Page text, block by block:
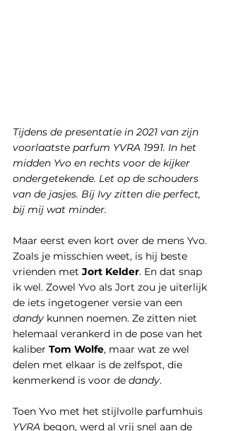
Tijdens de presentatie in 2021 van zijn
voorlaatste parfum YVRA 1991. In het
midden Yvo en rechts voor de kijker
ondergetekende. Let op de schouders
van de jasjes. Bij Ivy zitten die perfect,
bij mij wat minder.
Maar eerst even kort over de mens Yvo.
Zoals je misschien weet, is hij beste
vrienden met Jort Kelder. En dat snap
ik wel. Zowel Yvo als Jort zou je uiterlijk
de iets ingetogener versie van een
dandy kunnen noemen. Ze zitten niet
helemaal verankerd in de pose van het
kaliber Tom Wolfe, maar wat ze wel
delen met elkaar is de zelfspot, die
kenmerkend is voor de dandy.
Toen Yvo met het stijlvolle parfumhuis
YVRA begon, werd al vrij snel aan de